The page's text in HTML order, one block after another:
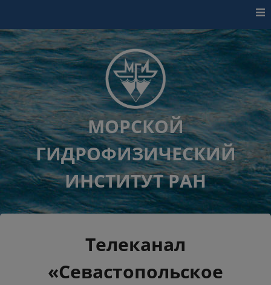
МОРСКОЙ
ГИДРОФИЗИЧЕСКИЙ
ИНСТИТУТ РАН
Телеканал
«Севастопольское